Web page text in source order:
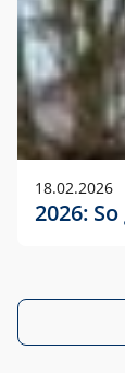
18.02.2026
2026: